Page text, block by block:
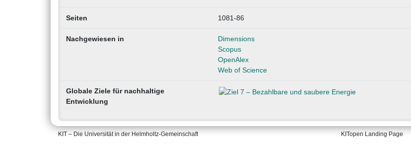
Seiten 1081-86
Nachgewiesen in
Dimensions
Scopus
OpenAlex
Web of Science
Globale Ziele für nachhaltige
Entwicklung
KIT – Die Universität in der Helmholtz-Gemeinschaft KITopen Landing Page